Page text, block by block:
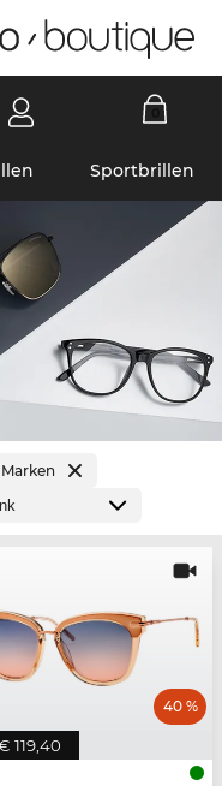
Sportbrillen
119,40
40 %